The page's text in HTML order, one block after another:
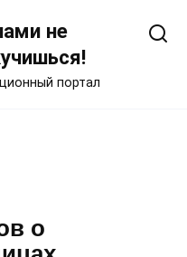
не
портал
о